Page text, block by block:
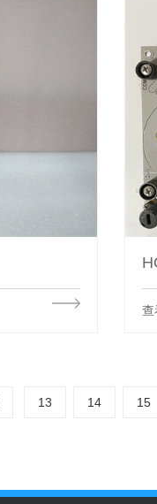
查
13 14 15